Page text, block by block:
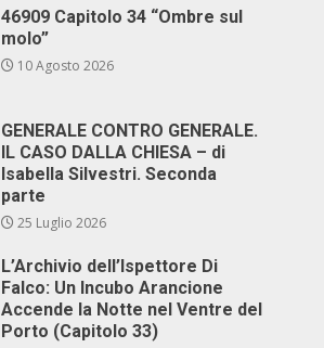
46909 Capitolo 34 “Ombre sul
molo”
10 Agosto 2026
GENERALE CONTRO GENERALE.
IL CASO DALLA CHIESA – di
Isabella Silvestri. Seconda
parte
25 Luglio 2026
L’Archivio dell’Ispettore Di
Falco: Un Incubo Arancione
Accende la Notte nel Ventre del
Porto (Capitolo 33)